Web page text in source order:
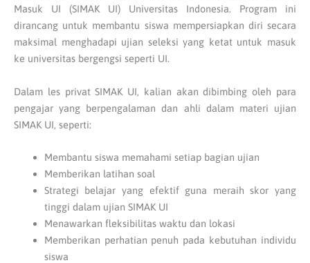
Masuk UI (SIMAK UI) Universitas Indonesia. Program ini
dirancang untuk membantu siswa mempersiapkan diri secara
maksimal menghadapi ujian seleksi yang ketat untuk masuk
ke universitas bergengsi seperti UI.
Dalam les privat SIMAK UI, kalian akan dibimbing oleh para
pengajar yang berpengalaman dan ahli dalam materi ujian
SIMAK UI, seperti:
Membantu siswa memahami setiap bagian ujian
Memberikan latihan soal
Strategi belajar yang efektif guna meraih skor yang
tinggi dalam ujian SIMAK UI
Menawarkan fleksibilitas waktu dan lokasi
Memberikan perhatian penuh pada kebutuhan individu
siswa